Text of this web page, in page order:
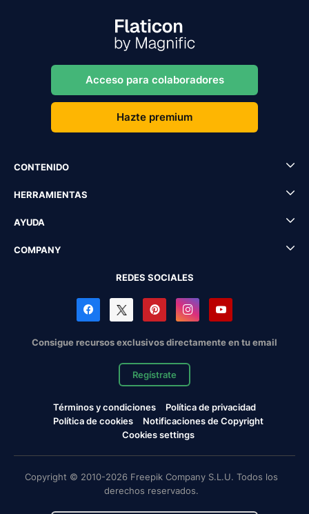
Acceso para colaboradores
Hazte premium
CONTENIDO
HERRAMIENTAS
AYUDA
COMPANY
REDES SOCIALES
Consigue recursos exclusivos directamente en tu email
Regístrate
Términos y condiciones
Política de privacidad
Política de cookies
Notificaciones de Copyright
Cookies settings
Copyright © 2010-2026 Freepik Company S.L.U. Todos los
derechos reservados.